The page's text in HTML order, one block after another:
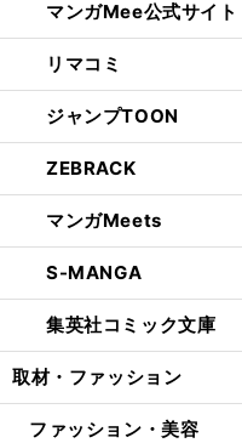
マンガMee公式サイト
リマコミ
ジャンプTOON
ZEBRACK
マンガMeets
S-MANGA
集英社コミック文庫
取材・ファッション
ファッション・美容